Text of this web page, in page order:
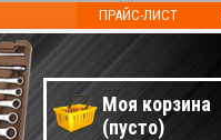
ПРАЙС-ЛИСТ
Моя корзина
(пусто)